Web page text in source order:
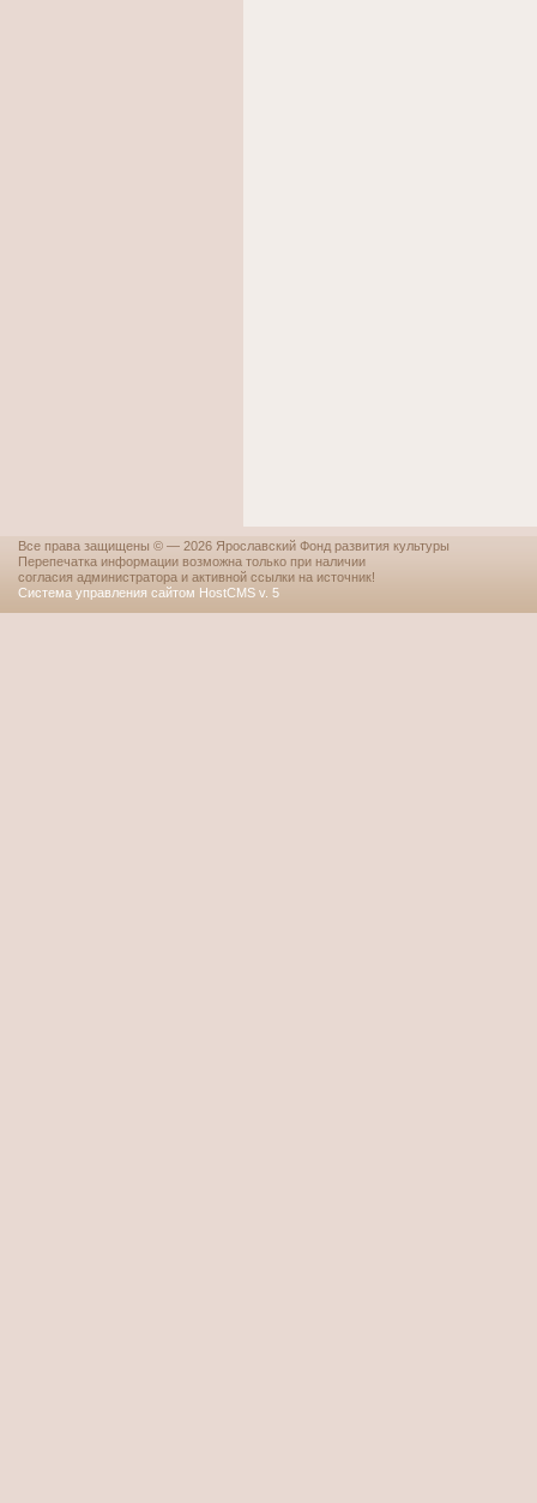
Все права защищены © — 2026 Ярославский Фонд развития культуры
Перепечатка информации возможна только при наличии
согласия администратора и активной ссылки на источник!
Система управления сайтом HostCMS v. 5